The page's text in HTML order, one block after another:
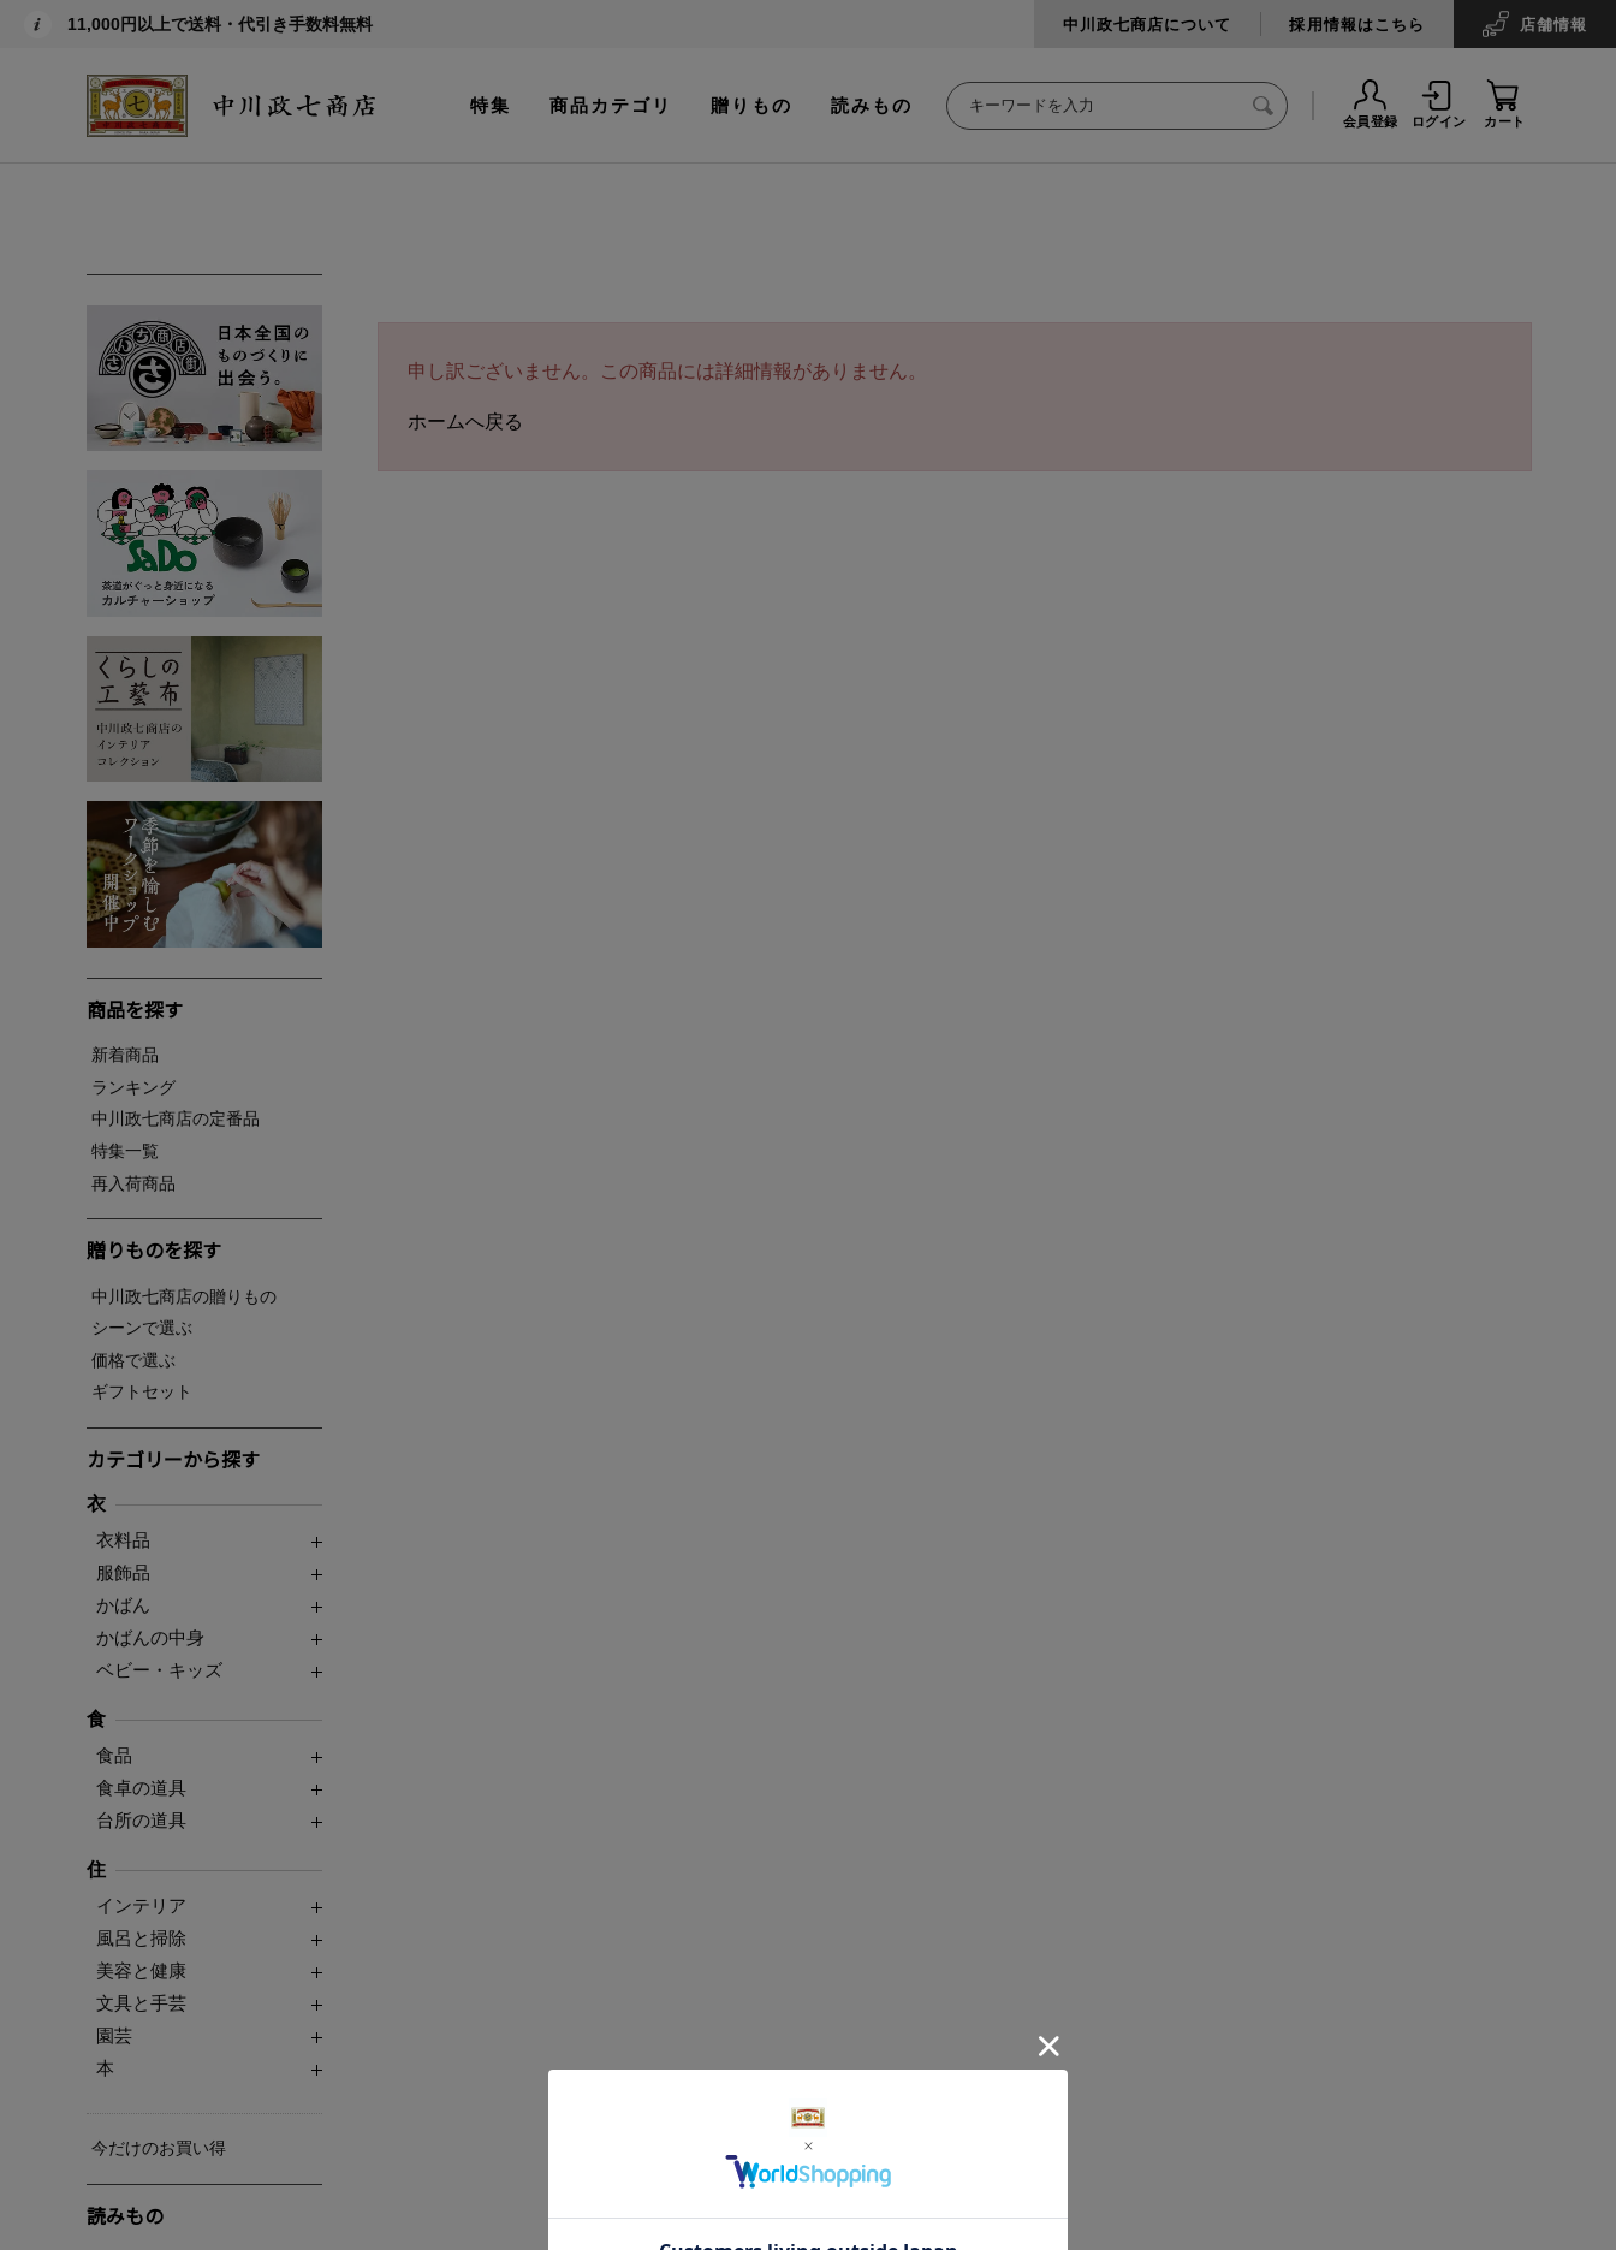
11,000円以上で送料・代引き手数料無料 中川政七商店について 採用情報はこちら 店舗情報
特集 商品カテゴリ 贈りもの 読みもの
会員登録 ログイン カート
商品を探す
新着商品
ランキング
中川政七商店の定番品
特集一覧
再入荷商品
贈りものを探す
中川政七商店の贈りもの
シーンで選ぶ
価格で選ぶ
ギフトセット
カテゴリーから探す
衣
衣料品
服飾品
かばん
かばんの中身
ベビー・キッズ
食
食品
食卓の道具
台所の道具
住
インテリア
風呂と掃除
美容と健康
文具と手芸
園芸
本
今だけのお買い得
読みもの
申し訳ございません。この商品には詳細情報がありません。
ホームへ戻る